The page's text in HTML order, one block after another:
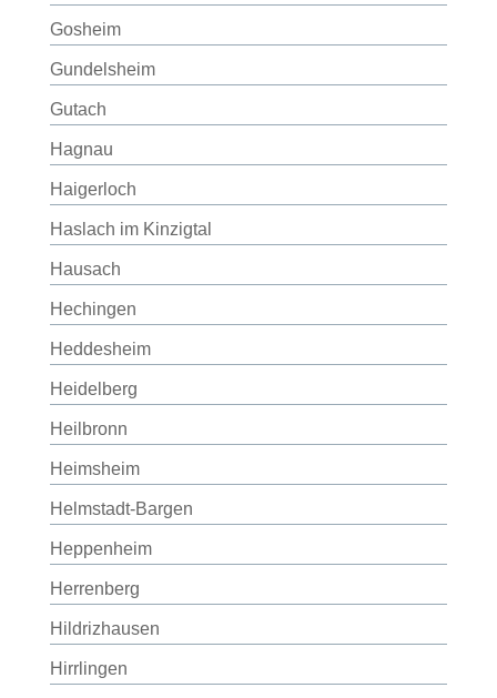
Gosheim
Gundelsheim
Gutach
Hagnau
Haigerloch
Haslach im Kinzigtal
Hausach
Hechingen
Heddesheim
Heidelberg
Heilbronn
Heimsheim
Helmstadt-Bargen
Heppenheim
Herrenberg
Hildrizhausen
Hirrlingen